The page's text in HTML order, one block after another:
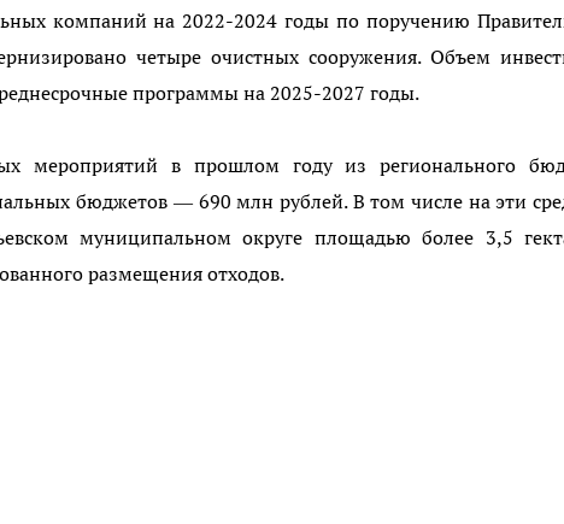
компаний на 2022-2024 годы по поручению
четыре очистных сооружения. Объем
программы на 2025-2027 годы.
мероприятий в прошлом году из регионального
бюджетов — 690 млн рублей. В том числе на эти
муниципальном округе площадью более 3,5
размещения отходов.